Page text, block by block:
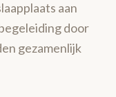
aan
door
gezamenlijk